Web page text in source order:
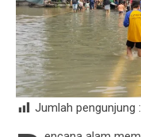
Jumlah pengunjung :